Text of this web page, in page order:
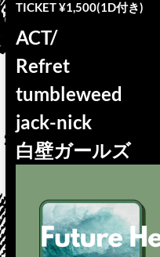
TICKET ¥1,500(1D付き)
ACT/
Refret
tumbleweed
jack-nick
白壁ガールズ